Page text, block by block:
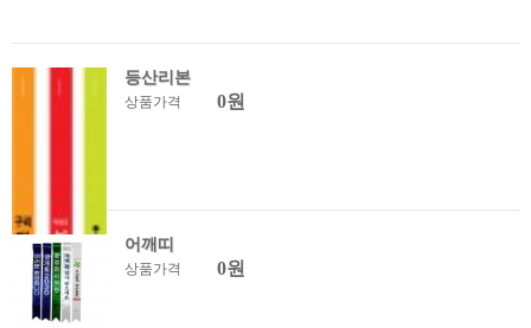
등산리본
상품가격 0원
어깨띠
상품가격 0원